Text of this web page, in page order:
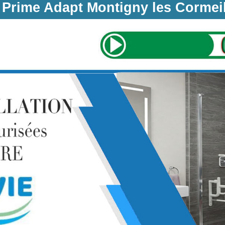
Prime Adapt Montigny les